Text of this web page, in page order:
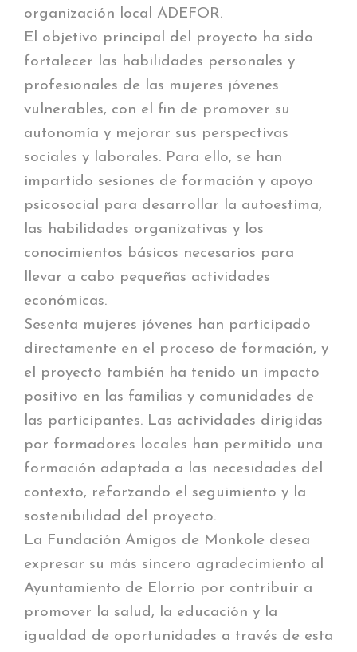
organización local ADEFOR.
El objetivo principal del proyecto ha sido
fortalecer las habilidades personales y
profesionales de las mujeres jóvenes
vulnerables, con el fin de promover su
autonomía y mejorar sus perspectivas
sociales y laborales. Para ello, se han
impartido sesiones de formación y apoyo
psicosocial para desarrollar la autoestima,
las habilidades organizativas y los
conocimientos básicos necesarios para
llevar a cabo pequeñas actividades
económicas.
Sesenta mujeres jóvenes han participado
directamente en el proceso de formación, y
el proyecto también ha tenido un impacto
positivo en las familias y comunidades de
las participantes. Las actividades dirigidas
por formadores locales han permitido una
formación adaptada a las necesidades del
contexto, reforzando el seguimiento y la
sostenibilidad del proyecto.
La Fundación Amigos de Monkole desea
expresar su más sincero agradecimiento al
Ayuntamiento de Elorrio por contribuir a
promover la salud, la educación y la
igualdad de oportunidades a través de esta